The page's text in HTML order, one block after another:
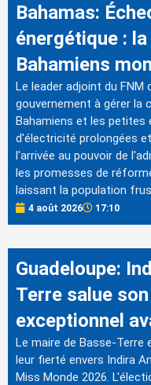
Bahamas:
énergétique :
Bahamiens
Le leader adjoint du FNM
gouvernement à gérer la
Bahamiens et les petites
d'électricité prolongées
l'arrivée au pouvoir de
les promesses de
laissant la population
4 août 2026 17:10
Guadeloupe:
Terre salue
exceptionnel
Le maire de Basse-Terre
leur fierté envers Indira
Miss Monde 2026.